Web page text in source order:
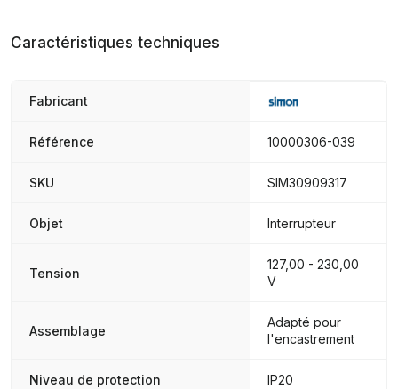
Caractéristiques techniques
Fabricant
Référence 10000306-039
SKU SIM30909317
Objet Interrupteur
Tension
127,00 - 230,00
V
Assemblage
Adapté pour
l'encastrement
Niveau de protection IP20